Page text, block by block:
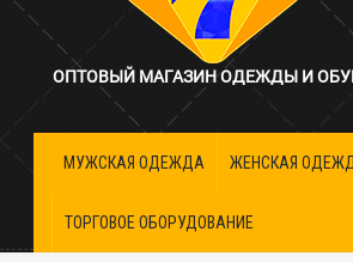
ОПТОВЫЙ МАГАЗИН ОДЕЖДЫ И
МУЖСКАЯ ОДЕЖДА ЖЕНСКАЯ
ТОРГОВОЕ ОБОРУДОВАНИЕ